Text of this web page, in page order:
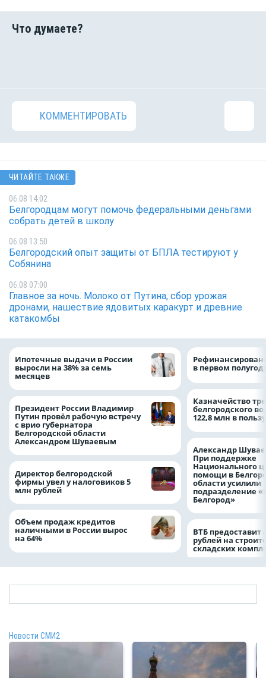
КОММЕНТИРОВАТЬ
ЧИТАЙТЕ ТАКЖЕ
06.08 14:02
Белгородцам могут помочь федеральными деньгами
собрать детей в школу
06.08 13:50
Белгородский опыт защиты от БПЛА тестируют у
Собянина
06.08 07:00
Главное за ночь. Молоко от Путина, сбор урожая
дронами, нашествие ядовитых каракурт и древние
катакомбы
Ипотечные выдачи в России
выросли на 38% за семь
месяцев
Президент России Владимир
Путин провёл рабочую встречу
с врио губернатора
Белгородской области
Александром Шуваевым
Директор белгородской
фирмы увел у налоговиков 5
млн рублей
Объем продаж кредитов
наличными в России вырос
на 64%
в первом
Казначейство
белгородского
122,8 млн в
Александр
При поддержке
Национального
помощи в
области усилили
подразделение
Белгород»
ВТБ предоставит
рублей на
складских
Новости СМИ2